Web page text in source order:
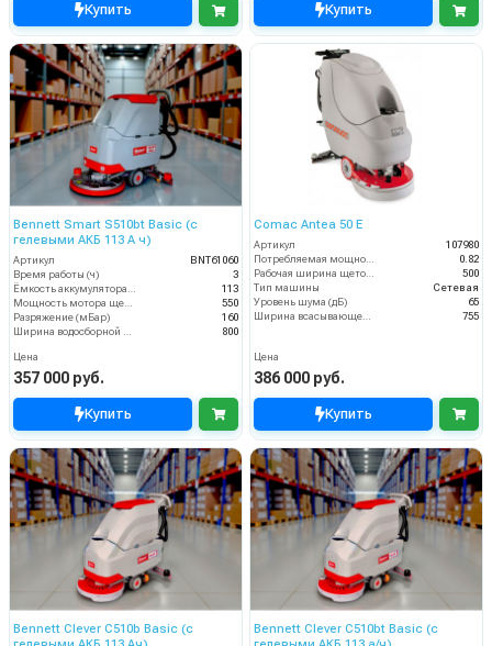
Купить Купить
Bennett Smart S510bt Basic (с
гелевыми АКБ 113 А ч)
Артикул
BNT61060
Время работы (ч)
3
113
550
Разряжение (мБар)
160
800
Цена
357 000 руб.
Купить
Comac Antea 50 E
Артикул
107980
0.82
500
Тип машины
Сетевая
Уровень шума (дБ)
65
755
Цена
386 000 руб.
Купить
Bennett Clever C510b Basic (с
Bennett Clever C510bt Basic (с